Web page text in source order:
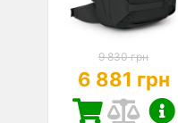
9 830 грн
6 881 грн